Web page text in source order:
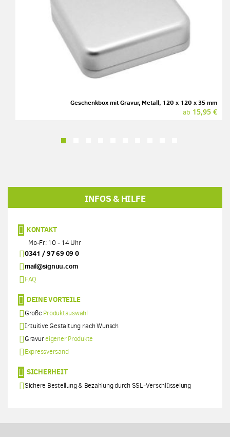
Geschenkbox mit Gravur, Metall, 120 x 120 x 35 mm
ab 15,95 €
INFOS & HILFE
KONTAKT
Mo-Fr: 10 - 14 Uhr
0341 / 97 69 09 0
mail@signuu.com
FAQ
DEINE VORTEILE
Große Produktauswahl
Intuitive Gestaltung nach Wunsch
Gravureigener Produkte
Expressversand
SICHERHEIT
Sichere Bestellung & Bezahlung durch SSL-Verschlüsselung